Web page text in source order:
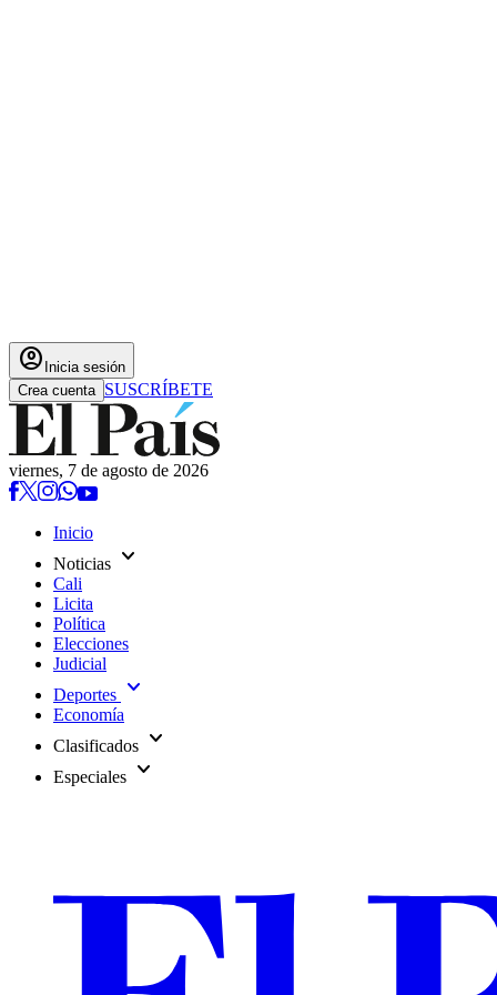
account_circle Inicia sesión
Crea cuenta SUSCRÍBETE
viernes, 7 de agosto de 2026
Inicio
Noticias expand_more
Cali
Licita
Política
Elecciones
Judicial
Deportes expand_more
Economía
Clasificados expand_more
Especiales expand_more